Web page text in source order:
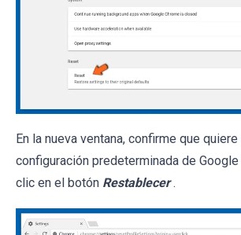
En la nueva ventana, confirme que
configuración predeterminada de
clic en el botón Restablecer .